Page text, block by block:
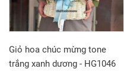
Giỏ hoa chúc mừng tone
trắng xanh dương - HG1046